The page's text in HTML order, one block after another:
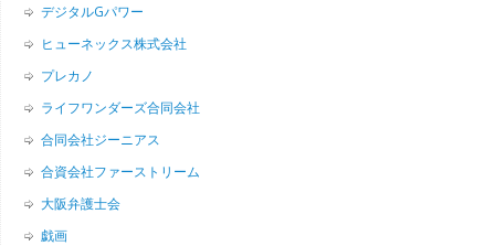
デジタルGパワー
ヒューネックス株式会社
プレカノ
ライフワンダーズ合同会社
合同会社ジーニアス
合資会社ファーストリーム
大阪弁護士会
戯画